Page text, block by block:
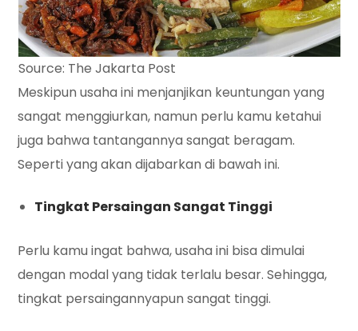
Source: The Jakarta Post
Meskipun usaha ini menjanjikan keuntungan yang
sangat menggiurkan, namun perlu kamu ketahui
juga bahwa tantangannya sangat beragam.
Seperti yang akan dijabarkan di bawah ini.
Tingkat Persaingan Sangat Tinggi
Perlu kamu ingat bahwa, usaha ini bisa dimulai
dengan modal yang tidak terlalu besar. Sehingga,
tingkat persaingannyapun sangat tinggi.